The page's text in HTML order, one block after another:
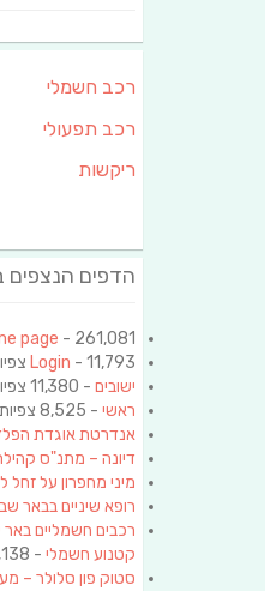
רכב חשמלי
רכב תפעולי
ריקשות
הדפים הנצפים
page - 261,081 צפיות
Login - 11,793 צפיות
ישובים - 11,380 צפיות
ראשי - 8,525 צפיות
אנדרטת אוגדת
דיונה – מתנ"ס
מיני מחפרון על זחל
רופא שיניים בבאר
רכבים חשמליים
קטנוע חשמלי - 7,138 צפיות
סטוק פון סלולר –